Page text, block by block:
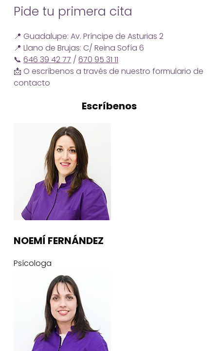
Pide tu primera cita
📍 Guadalupe: Av. Príncipe de Asturias 2
📍 Llano de Brujas: C/ Reina Sofía 6
📞 646 39 42 77 /670 95 31 11
📩 O escríbenos a través de nuestro formulario de
contacto
Escríbenos
NOEMÍ FERNÁNDEZ
Psícologa